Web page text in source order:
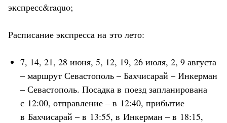
экспресс&raquo;
Расписание экспресса на это лето:
7, 14, 21, 28 июня, 5, 12, 19, 26 июля, 2, 9 августа
– маршрут Севастополь – Бахчисарай – Инкерман
– Севастополь. Посадка в поезд запланирована
с 12:00, отправление – в 12:40, прибытие
в Бахчисарай – в 13:55, в Инкерман – в 18:15,